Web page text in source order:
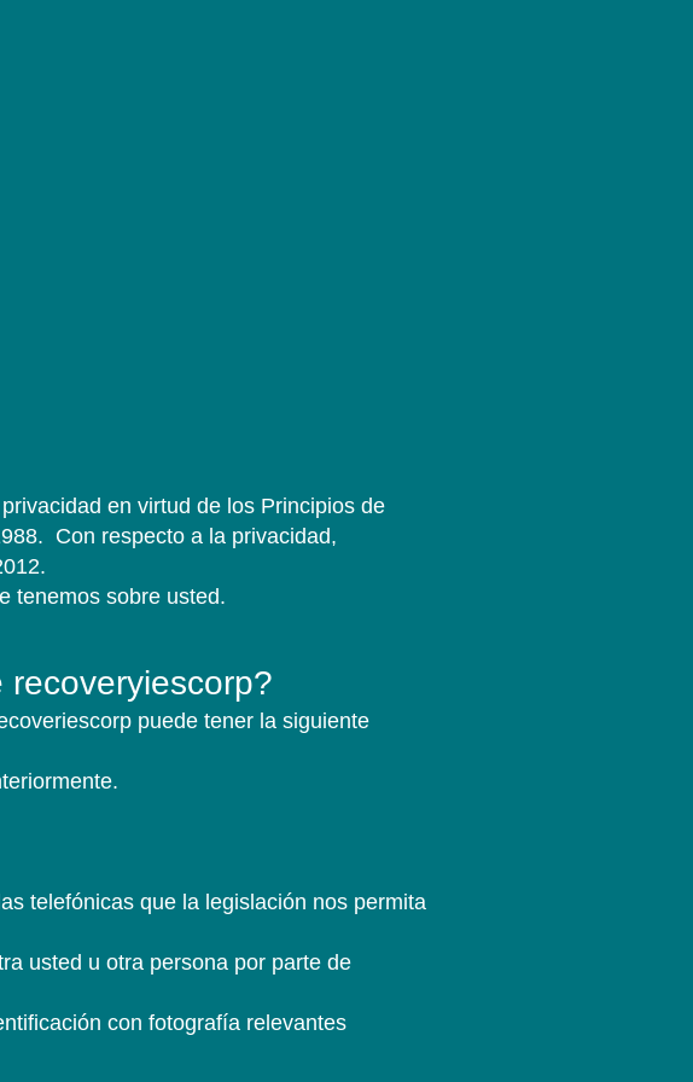
en virtud de los Principios de
Con respecto a la privacidad,
tenemos sobre usted.
puede tener la siguiente
telefónicas que la legislación nos permita
usted u otra persona por parte de
con fotografía relevantes